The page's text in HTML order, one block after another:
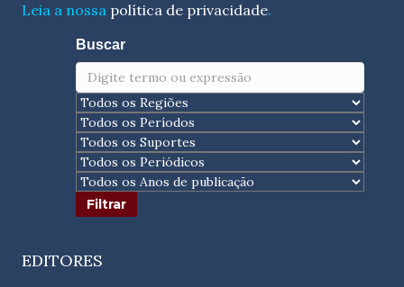
Leia a nossa política de privacidade.
Buscar
EDITORES